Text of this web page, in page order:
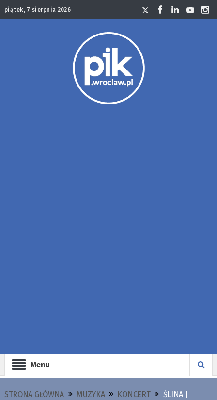
piątek, 7 sierpnia 2026
Menu
STRONA GŁÓWNA MUZYKA KONCERT
ŚLINA |